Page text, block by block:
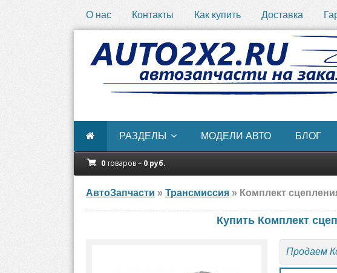
О нас Контакты Как купить Доставка
РАЗДЕЛЫ МОДЕЛИ АВТО БЛОГ
0товаров – 0 руб.
АвтоЗапчасти » Трансмиссия » Комплект
Купить Комплект
Продаем